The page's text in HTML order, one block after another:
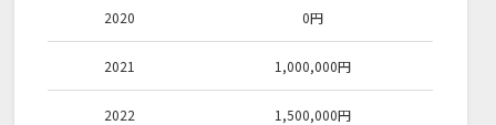
2020 0円
2021 1,000,000円
2022 1,500,000円